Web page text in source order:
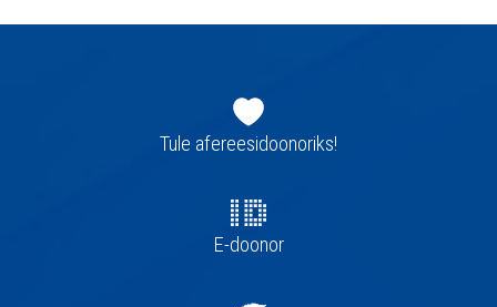
navigatsioonTule afereesidoonoriks!
E-doonor